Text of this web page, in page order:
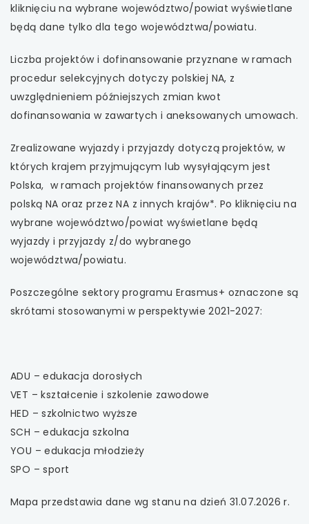
kliknięciu na wybrane województwo/powiat wyświetlane
będą dane tylko dla tego województwa/powiatu.
Liczba projektów i dofinansowanie przyznane w ramach
procedur selekcyjnych dotyczy polskiej NA, z
uwzględnieniem późniejszych zmian kwot
dofinansowania w zawartych i aneksowanych umowach.
Zrealizowane wyjazdy i przyjazdy dotyczą projektów, w
których krajem przyjmującym lub wysyłającym jest
Polska, w ramach projektów finansowanych przez
polską NA oraz przez NA z innych krajów*. Po kliknięciu na
wybrane województwo/powiat wyświetlane będą
wyjazdy i przyjazdy z/do wybranego
województwa/powiatu.
Poszczególne sektory programu Erasmus+ oznaczone są
skrótami stosowanymi w perspektywie 2021-2027:
ADU – edukacja dorosłych
VET – kształcenie i szkolenie zawodowe
HED – szkolnictwo wyższe
SCH – edukacja szkolna
YOU – edukacja młodzieży
SPO – sport
Mapa przedstawia dane wg stanu na dzień 31.07.2026 r.